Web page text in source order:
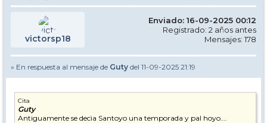
victorsp18
Enviado: 16-09-2025 00:12
Registrado: 2 años antes
Mensajes: 178
» En respuesta al mensaje de Guty del 11-09-2025 21:19
Cita
Guty
Antiguamente se decìa Santoyo una temporada y pal hoyo….